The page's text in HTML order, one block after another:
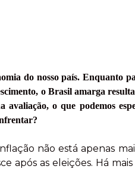
do nosso país. Enquanto
o Brasil amarga
o que podemos
não está apenas
após as eleições. Há